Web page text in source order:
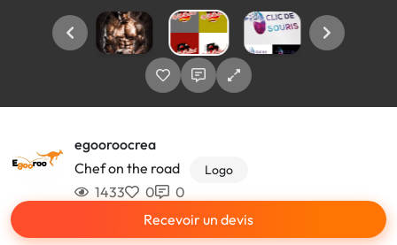
egooroocrea
Chef on the road
Logo
1433 0
0
Recevoir un devis